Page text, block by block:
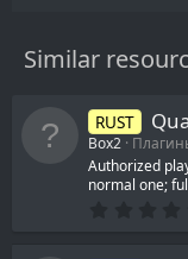
Similar
RUST
Box2
Authorized
normal one;